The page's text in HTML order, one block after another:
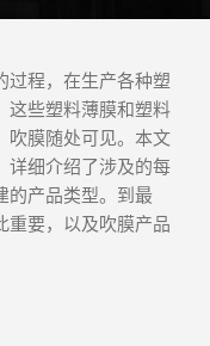
过程，在生产各种塑
这些塑料薄膜和塑料
吹膜随处可见。本文
详细介绍了涉及的每
的产品类型。到最
重要，以及吹膜产品